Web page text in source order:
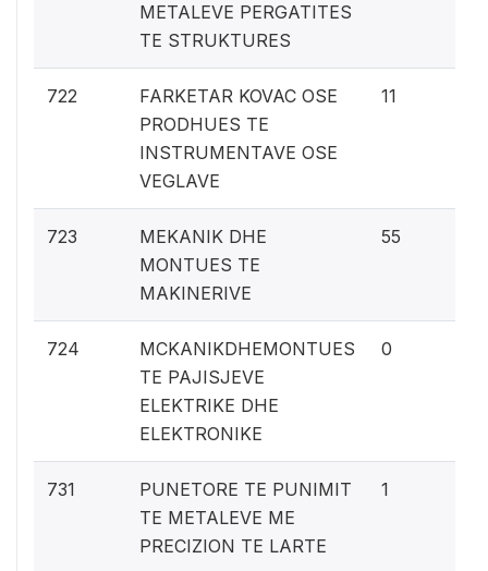
METALEVE PERGATITES
TE STRUKTURES
722
FARKETAR KOVAC OSE
PRODHUES TE
INSTRUMENTAVE OSE
VEGLAVE
11
723
MEKANIK DHE
MONTUES TE
MAKINERIVE
55
724
MCKANIKDHEMONTUES
TE PAJISJEVE
ELEKTRIKE DHE
ELEKTRONIKE
0
731
PUNETORE TE PUNIMIT
TE METALEVE ME
PRECIZION TE LARTE
1